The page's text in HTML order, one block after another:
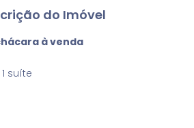
do Imóvel
à venda
suíte